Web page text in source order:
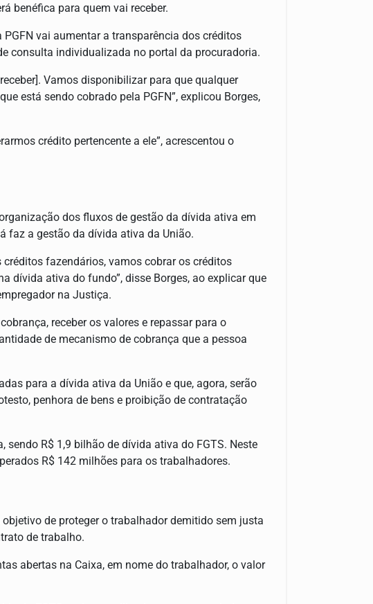
benéfica para quem vai receber.
vai aumentar a transparência dos créditos
consulta individualizada no portal da procuradoria.
Vamos disponibilizar para que qualquer
está sendo cobrado pela PGFN”, explicou Borges,
crédito pertencente a ele”, acrescentou o
dos fluxos de gestão da dívida ativa em
faz a gestão da dívida ativa da União.
fazendários, vamos cobrar os créditos
dívida ativa do fundo”, disse Borges, ao explicar que
na Justiça.
receber os valores e repassar para o
de mecanismo de cobrança que a pessoa
para a dívida ativa da União e que, agora, serão
penhora de bens e proibição de contratação
sendo R$ 1,9 bilhão de dívida ativa do FGTS. Neste
R$ 142 milhões para os trabalhadores.
de proteger o trabalhador demitido sem justa
de trabalho.
abertas na Caixa, em nome do trabalhador, o valor